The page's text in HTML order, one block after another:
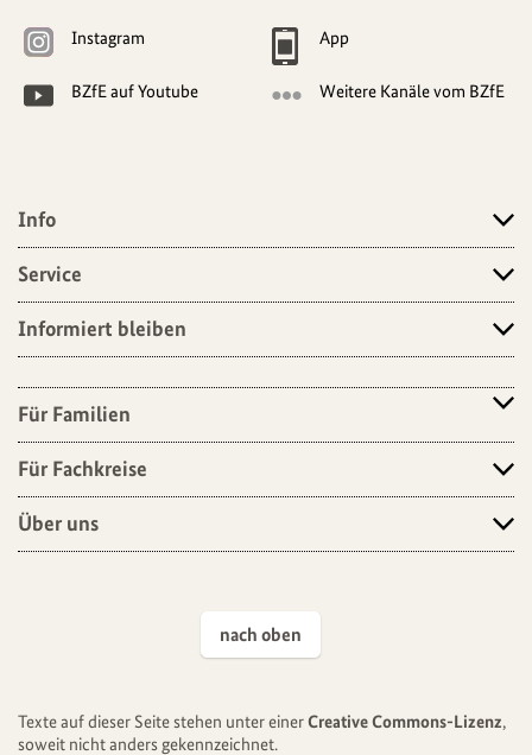
Navigationsmöglichkeiten
Instagram App
BZfE auf Youtube Weitere Kanäle vom BZfE
Angebote
Info
Service
Informiert bleiben
Für Familien
Für Fachkreise
Über uns
nach oben
Texte auf dieser Seite stehen unter einerCreative Commons-Lizenz,
soweit nicht anders gekennzeichnet.